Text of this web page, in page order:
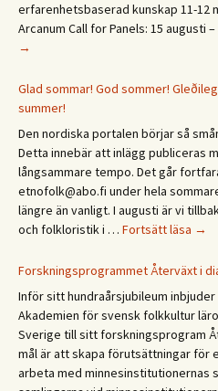
erfarenhetsbaserad kunskap 11-12
Arcanum Call for Panels: 15 augusti
→
Glad sommar! God sommer!
summer!
Den nordiska portalen börjar så
Detta innebär att inlägg publiceras
långsammare tempo. Det går
etnofolk@abo.fi under hela
längre än vanligt. I augusti är vi
och folkloristik i … Fortsätt läsa Glad
God
→
Forskningsprogrammet Återväxt i
Inför sitt hundraårsjubileum inbjuder
Akademien för svensk folkkultur
Sverige till sitt forskningsprogram
mål är att skapa förutsättningar för
arbeta med minnesinstitutionernas